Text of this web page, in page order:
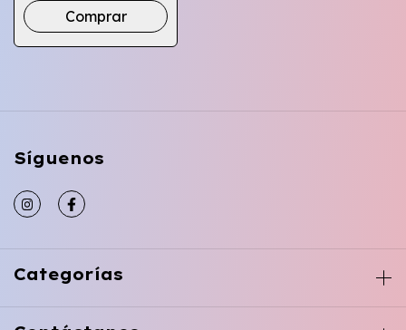
Comprar
Síguenos
Categorías